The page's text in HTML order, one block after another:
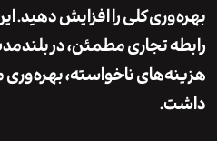
کلی را افزایش دهید. این
تجاری مطمئن، در بلندمدت
ناخواسته، بهره‌وری مالی